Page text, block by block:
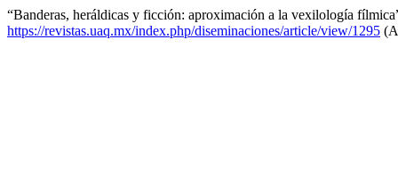
“Banderas, heráldicas y ficción: aproximación a la vexilología
https://revistas.uaq.mx/index.php/diseminaciones/article/view/1295